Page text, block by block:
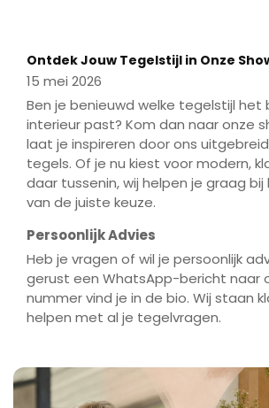
Play
Ontdek Jouw Tegelstijl in Onze
15 mei 2026
Ben je benieuwd welke tegelstijl het
interieur past? Kom dan naar onze
laat je inspireren door ons
tegels. Of je nu kiest voor modern,
daar tussenin, wij helpen je graag
van de juiste keuze.
Persoonlijk Advies
Heb je vragen of wil je persoonlijk
gerust een WhatsApp-bericht naar
nummer vind je in de bio. Wij staan
helpen met al je tegelvragen.